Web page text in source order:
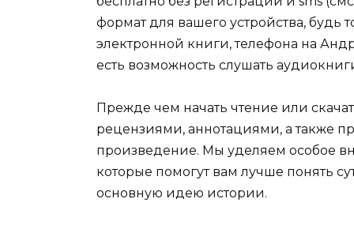
формат для вашего устройства, будь
электронной книги, телефона на
есть возможность слушать
Прежде чем начать чтение или
рецензиями, аннотациями, а также
произведение. Мы уделяем особое
которые помогут вам лучше понять
основную идею истории.